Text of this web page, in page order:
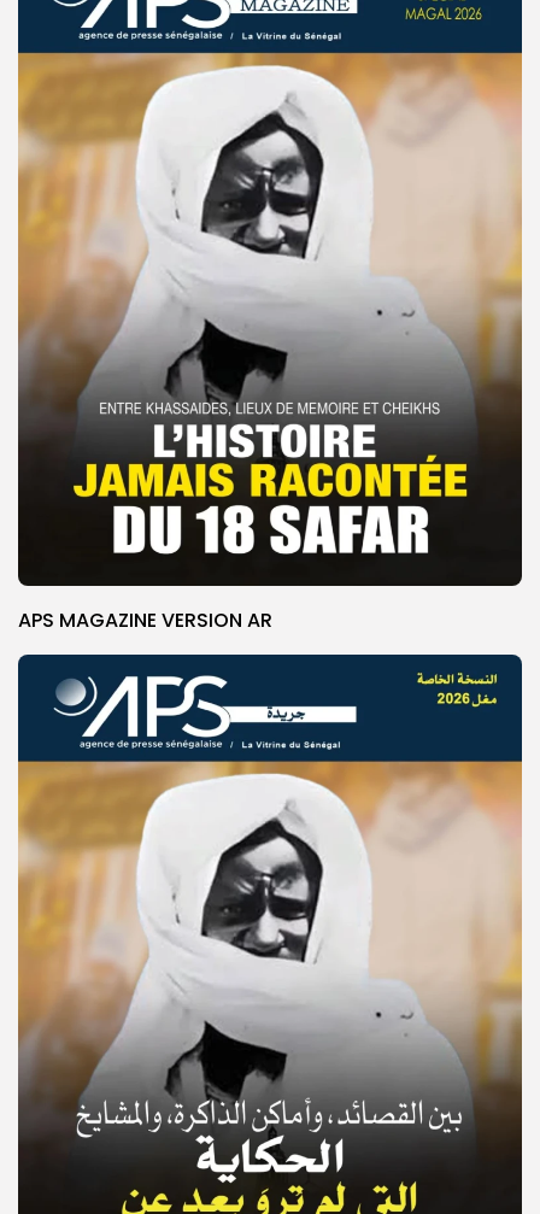
© Copyright 2025, APS
APS MAGAZINE VERSION AR